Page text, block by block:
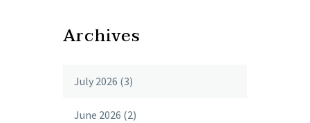
Archives
July 2026 (3)
June 2026 (2)